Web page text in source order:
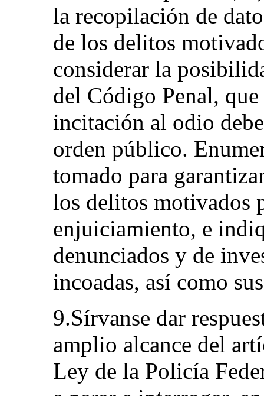
la recopilación de
de los delitos
considerar la
del Código Penal,
incitación al odio
orden público.
tomado para
los delitos motivados
enjuiciamiento, e
denunciados y de
incoadas, así como
9.Sírvanse dar
amplio alcance del
Ley de la Policía